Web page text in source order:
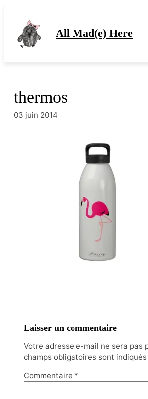
contenu
All Mad(e) Here
thermos
03 juin 2014
Laisser un commentaire
Votre adresse e-mail ne sera pas
champs obligatoires sont indiqués
Commentaire *